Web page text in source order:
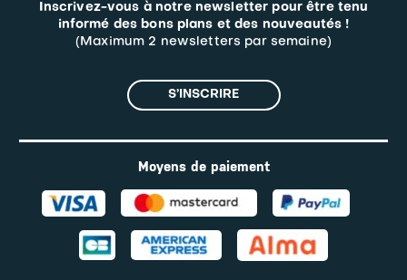
Inscrivez-vous à notre newsletter pour être tenu
informé des bons plans et des nouveautés !
(Maximum 2 newsletters par semaine)
S’INSCRIRE
Moyens de paiement